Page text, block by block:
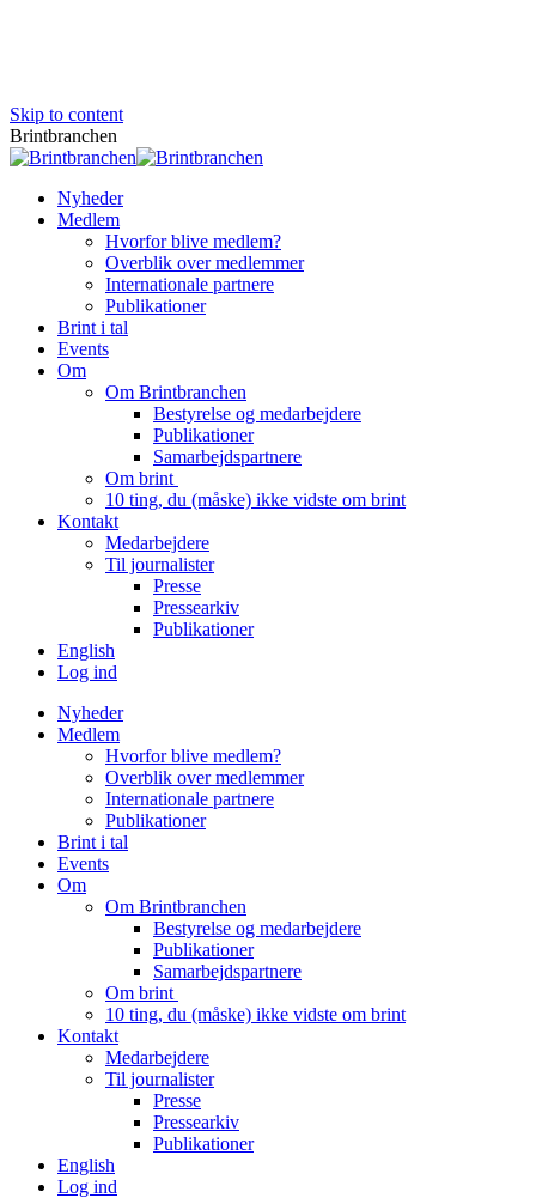
Skip to content
Brintbranchen
Nyheder
Medlem
Hvorfor blive medlem?
Overblik over medlemmer
Internationale partnere
Publikationer
Brint i tal
Events
Om
Om Brintbranchen
Bestyrelse og medarbejdere
Publikationer
Samarbejdspartnere
Om brint
10 ting, du (måske) ikke vidste om brint
Kontakt
Medarbejdere
Til journalister
Presse
Pressearkiv
Publikationer
English
Log ind
Nyheder
Medlem
Hvorfor blive medlem?
Overblik over medlemmer
Internationale partnere
Publikationer
Brint i tal
Events
Om
Om Brintbranchen
Bestyrelse og medarbejdere
Publikationer
Samarbejdspartnere
Om brint
10 ting, du (måske) ikke vidste om brint
Kontakt
Medarbejdere
Til journalister
Presse
Pressearkiv
Publikationer
English
Log ind